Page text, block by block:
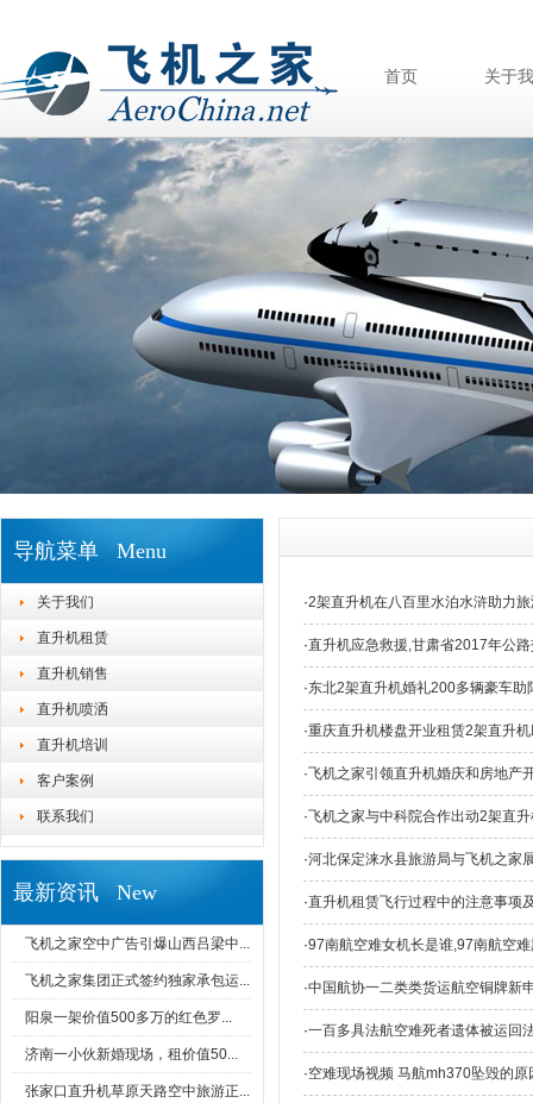
首页 关于
导航菜单 Menu
关于我们
直升机租赁
直升机销售
直升机喷洒
直升机培训
客户案例
联系我们
最新资讯 New
飞机之家空中广告引爆山西吕梁中...
飞机之家集团正式签约独家承包运...
阳泉一架价值500多万的红色罗...
济南一小伙新婚现场，租价值50...
张家口直升机草原天路空中旅游正...
·2架直升机在八百里水泊水浒助力
·直升机应急救援,甘肃省2017年公
·东北2架直升机婚礼200多辆豪车助
·重庆直升机楼盘开业租赁2架直升
·飞机之家引领直升机婚庆和房地产
·飞机之家与中科院合作出动2架直
·河北保定涞水县旅游局与飞机之家
·直升机租赁飞行过程中的注意事项
·97南航空难女机长是谁,97南航空
·中国航协一二类类货运航空铜牌新
·一百多具法航空难死者遗体被运回
·空难现场视频 马航mh370坠毁的